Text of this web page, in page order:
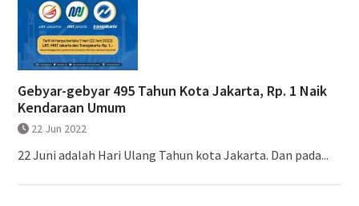
Gebyar-gebyar 495 Tahun Kota Jakarta, Rp. 1 Naik
Kendaraan Umum
22 Jun 2022
22 Juni adalah Hari Ulang Tahun kota Jakarta. Dan pada...